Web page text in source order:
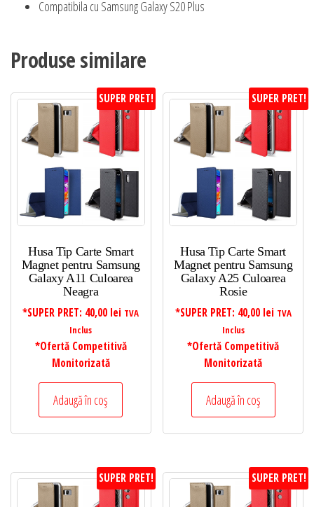
Compatibila cu Samsung Galaxy S20 Plus
Produse similare
SUPER PRET!
Husa Tip Carte Smart
Magnet pentru Samsung
Galaxy A11 Culoarea
Neagra
*SUPER PRET: 40,00 lei TVA
Inclus
*Ofertă Competitivă
Monitorizată
Adaugă în coș
SUPER PRET!
Husa Tip Carte Smart
Magnet pentru Samsung
Galaxy A25 Culoarea
Rosie
*SUPER PRET: 40,00 lei TVA
Inclus
*Ofertă Competitivă
Monitorizată
Adaugă în coș
SUPER PRET! SUPER PRET!